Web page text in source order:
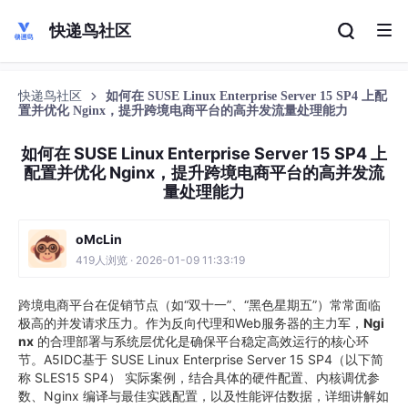
快递鸟社区
快递鸟社区
如何在 SUSE Linux Enterprise Server 15 SP4 上配
置并优化 Nginx，提升跨境电商平台的高并发流量处理能力
如何在 SUSE Linux Enterprise Server 15 SP4 上
配置并优化 Nginx，提升跨境电商平台的高并发流
量处理能力
oMcLin
419人浏览 · 2026-01-09 11:33:19
跨境电商平台在促销节点（如“双十一”、“黑色星期五”）常常面临
极高的并发请求压力。作为反向代理和Web服务器的主力军， Ngi
nx 的合理部署与系统层优化是确保平台稳定高效运行的核心环
节。A5IDC基于 SUSE Linux Enterprise Server 15 SP4（以下简
称 SLES15 SP4） 实际案例，结合具体的硬件配置、内核调优参
数、Nginx 编译与最佳实践配置，以及性能评估数据，详细讲解如